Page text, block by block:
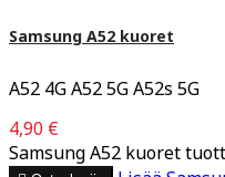
Samsung A52 kuoret
A52 4G A52 5G A52s 5G
4,90 €
Samsung A52 kuoret